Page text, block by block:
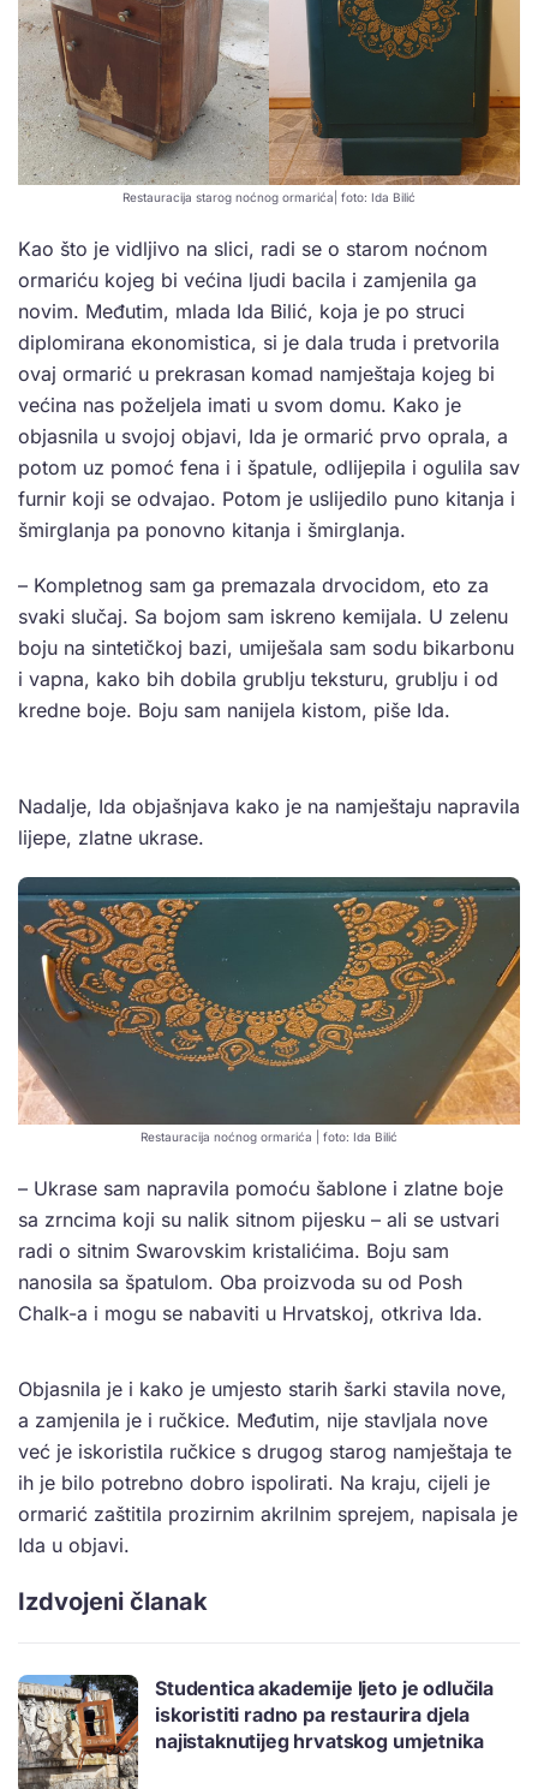
Restauracija starog noćnog ormarića| foto: Ida Bilić
Kao što je vidljivo na slici, radi se o starom noćnom
ormariću kojeg bi većina ljudi bacila i zamjenila ga
novim. Međutim, mlada Ida Bilić, koja je po struci
diplomirana ekonomistica, si je dala truda i pretvorila
ovaj ormarić u prekrasan komad namještaja kojeg bi
većina nas poželjela imati u svom domu. Kako je
objasnila u svojoj objavi, Ida je ormarić prvo oprala, a
potom uz pomoć fena i i špatule, odlijepila i ogulila sav
furnir koji se odvajao. Potom je uslijedilo puno kitanja i
šmirglanja pa ponovno kitanja i šmirglanja.
– Kompletnog sam ga premazala drvocidom, eto za
svaki slučaj. Sa bojom sam iskreno kemijala. U zelenu
boju na sintetičkoj bazi, umiješala sam sodu bikarbonu
i vapna, kako bih dobila grublju teksturu, grublju i od
kredne boje. Boju sam nanijela kistom, piše Ida.
Nadalje, Ida objašnjava kako je na namještaju napravila
lijepe, zlatne ukrase.
Restauracija noćnog ormarića | foto: Ida Bilić
– Ukrase sam napravila pomoću šablone i zlatne boje
sa zrncima koji su nalik sitnom pijesku – ali se ustvari
radi o sitnim Swarovskim kristalićima. Boju sam
nanosila sa špatulom. Oba proizvoda su od Posh
Chalk-a i mogu se nabaviti u Hrvatskoj, otkriva Ida.
Objasnila je i kako je umjesto starih šarki stavila nove,
a zamjenila je i ručkice. Međutim, nije stavljala nove
već je iskoristila ručkice s drugog starog namještaja te
ih je bilo potrebno dobro ispolirati. Na kraju, cijeli je
ormarić zaštitila prozirnim akrilnim sprejem, napisala je
Ida u objavi.
Izdvojeni članak
Studentica akademije ljeto je odlučila
iskoristiti radno pa restaurira djela
najistaknutijeg hrvatskog umjetnika